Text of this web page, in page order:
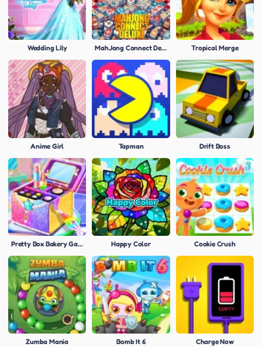
Wedding Lily MahJong Connect Deluxe Tropical Merge
Anime Girl Tapman Drift Boss
Pretty Box Bakery Game Happy Color Cookie Crush
Zumba Mania Bomb It 6 Charge Now